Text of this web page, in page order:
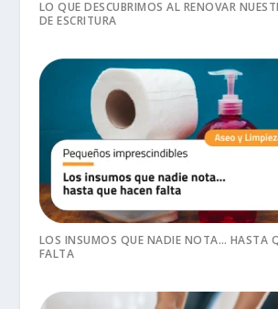
LO QUE DESCUBRIMOS AL RENOVAR
DE ESCRITURA
LOS INSUMOS QUE NADIE NOTA… HASTA
FALTA